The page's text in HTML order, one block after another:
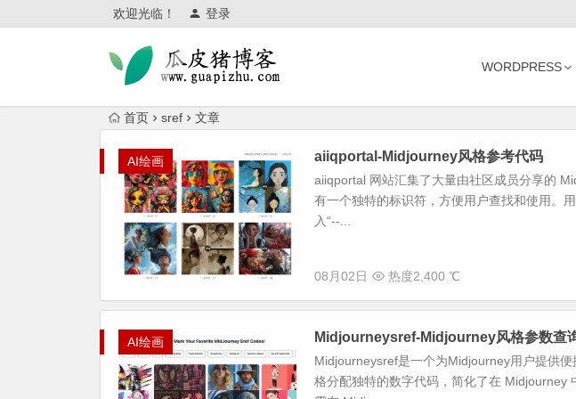
欢迎光临！ 登录
WORDPRESS
首页 sref 文章
AI绘画 aiiqportal-Midjourney风格参考代码
aiiqportal 网站汇集了大量由社区成员分享的
有一个独特的标识符，方便用户查找和使用。
入“--...
08月02日 热度2,400 ℃
AI绘画 Midjourneysref-Midjourney风格参数查
Midjourneysref是一个为Midjourney用户提供
格分配独特的数字代码，简化了在 Midjourney